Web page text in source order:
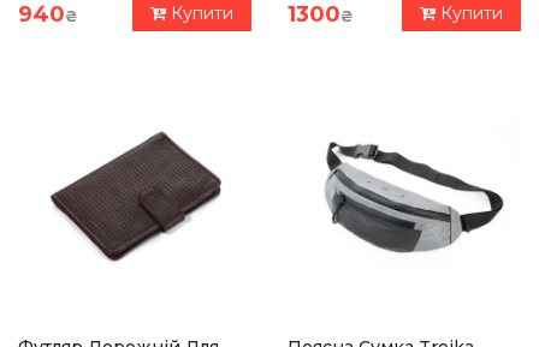
940₴ Купити 1300₴ Купити